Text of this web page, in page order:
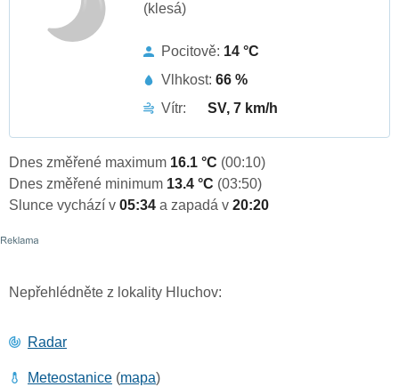
(klesá)
Pocitově: 14 °C
Vlhkost: 66 %
Vítr:
SV, 7 km/h
Dnes změřené maximum 16.1 °C (00:10)
Dnes změřené minimum 13.4 °C (03:50)
Slunce vychází v 05:34 a zapadá v 20:20
Nepřehlédněte z lokality Hluchov:
Radar
Meteostanice (mapa)